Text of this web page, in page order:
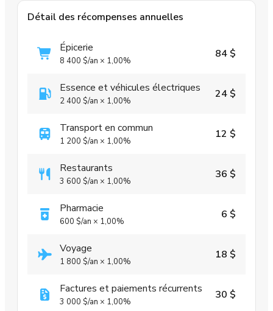
Détail des récompenses annuelles
Épicerie
8 400 $/an × 1,00%
84 $
Essence et véhicules électriques
2 400 $/an × 1,00%
24 $
Transport en commun
1 200 $/an × 1,00%
12 $
Restaurants
3 600 $/an × 1,00%
36 $
Pharmacie
600 $/an × 1,00%
6 $
Voyage
1 800 $/an × 1,00%
18 $
Factures et paiements récurrents
3 000 $/an × 1,00%
30 $